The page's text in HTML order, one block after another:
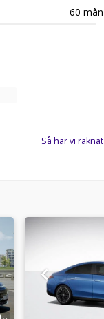
60 mån
Så har vi räknat